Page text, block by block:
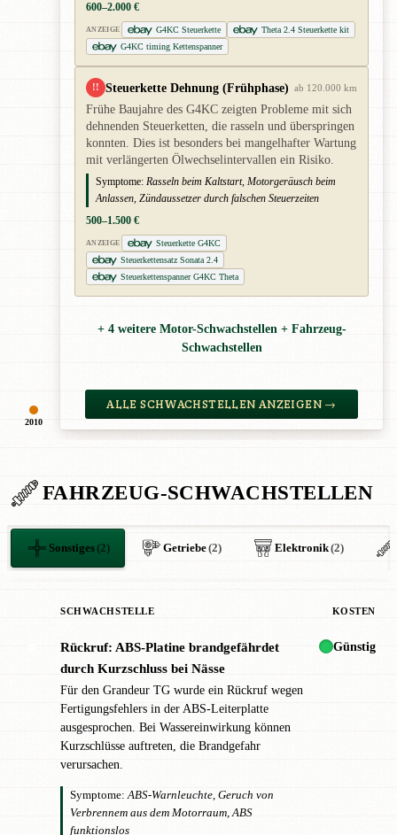
2010
600–2.000 €
ANZEIGE G4KC Steuerkette
Theta 2.4 Steuerkette kit
G4KC timing Kettenspanner
!! Steuerkette Dehnung (Frühphase) ab 120.000 km
Frühe Baujahre des G4KC zeigten Probleme mit sich
dehnenden Steuerketten, die rasseln und überspringen
konnten. Dies ist besonders bei mangelhafter Wartung
mit verlängerten Ölwechselintervallen ein Risiko.
Symptome: Rasseln beim Kaltstart, Motorgeräusch beim
Anlassen, Zündaussetzer durch falschen Steuerzeiten
500–1.500 €
ANZEIGE
Steuerkette G4KC
Steuerkettensatz Sonata 2.4
Steuerkettenspanner G4KC Theta
+ 4 weitere Motor-Schwachstellen + Fahrzeug-
Schwachstellen
ALLE SCHWACHSTELLEN ANZEIGEN →
FAHRZEUG-SCHWACHSTELLEN
Sonstiges(2) Getriebe(2) Elektronik(2)
SCHWACHSTELLE KOSTEN
Rückruf: ABS-Platine brandgefährdet
durch Kurzschluss bei Nässe
Für den Grandeur TG wurde ein Rückruf wegen
Fertigungsfehlers in der ABS-Leiterplatte
ausgesprochen. Bei Wassereinwirkung können
Kurzschlüsse auftreten, die Brandgefahr
verursachen.
Symptome: ABS-Warnleuchte, Geruch von
Verbrennem aus dem Motorraum, ABS
funktionslos
Günstig